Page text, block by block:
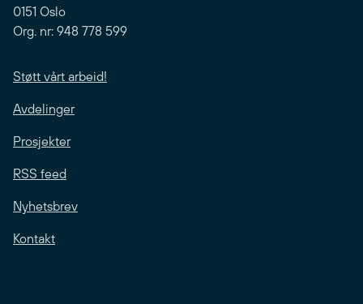
0151 Oslo
Org. nr: 948 778 599
Støtt vårt arbeid!
Avdelinger
Prosjekter
RSS feed
Nyhetsbrev
Kontakt